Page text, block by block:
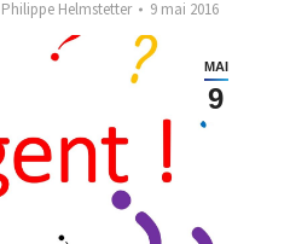
Philippe Helmstetter 9 mai 2016
MAI
9